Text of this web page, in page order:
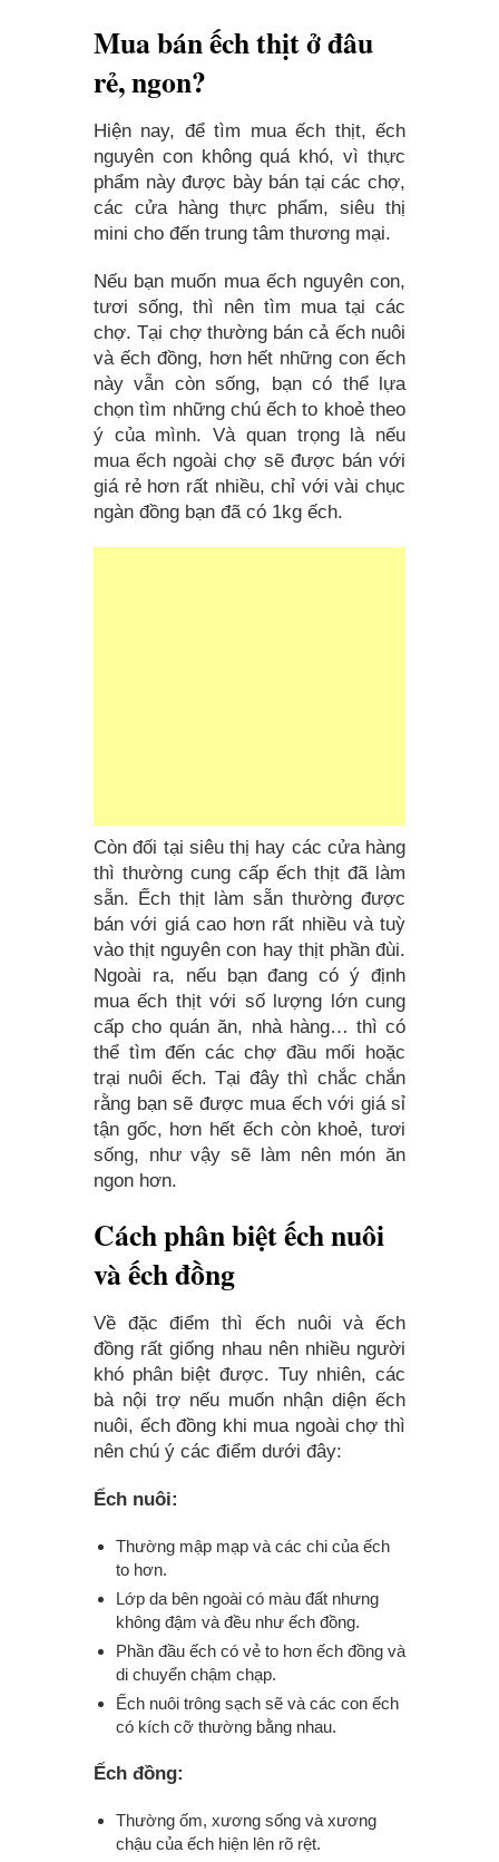
Mua bán ếch thịt ở đâu
rẻ, ngon?
Hiện nay, để tìm mua ếch thịt, ếch
nguyên con không quá khó, vì thực
phẩm này được bày bán tại các chợ,
các cửa hàng thực phẩm, siêu thị
mini cho đến trung tâm thương mại.
Nếu bạn muốn mua ếch nguyên con,
tươi sống, thì nên tìm mua tại các
chợ. Tại chợ thường bán cả ếch nuôi
và ếch đồng, hơn hết những con ếch
này vẫn còn sống, bạn có thể lựa
chọn tìm những chú ếch to khoẻ theo
ý của mình. Và quan trọng là nếu
mua ếch ngoài chợ sẽ được bán với
giá rẻ hơn rất nhiều, chỉ với vài chục
ngàn đồng bạn đã có 1kg ếch.
Còn đối tại siêu thị hay các cửa hàng
thì thường cung cấp ếch thịt đã làm
sẵn. Ếch thịt làm sẵn thường được
bán với giá cao hơn rất nhiều và tuỳ
vào thịt nguyên con hay thịt phần đùi.
Ngoài ra, nếu bạn đang có ý định
mua ếch thịt với số lượng lớn cung
cấp cho quán ăn, nhà hàng… thì có
thể tìm đến các chợ đầu mối hoặc
trại nuôi ếch. Tại đây thì chắc chắn
rằng bạn sẽ được mua ếch với giá sỉ
tận gốc, hơn hết ếch còn khoẻ, tươi
sống, như vậy sẽ làm nên món ăn
ngon hơn.
Cách phân biệt ếch nuôi
và ếch đồng
Về đặc điểm thì ếch nuôi và ếch
đồng rất giống nhau nên nhiều người
khó phân biệt được. Tuy nhiên, các
bà nội trợ nếu muốn nhận diện ếch
nuôi, ếch đồng khi mua ngoài chợ thì
nên chú ý các điểm dưới đây:
Ếch nuôi:
Thường mập mạp và các chi của ếch
to hơn.
Lớp da bên ngoài có màu đất nhưng
không đậm và đều như ếch đồng.
Phần đầu ếch có vẻ to hơn ếch đồng và
di chuyển chậm chạp.
Ếch nuôi trông sạch sẽ và các con ếch
có kích cỡ thường bằng nhau.
Ếch đồng:
Thường ốm, xương sống và xương
chậu của ếch hiện lên rõ rệt.